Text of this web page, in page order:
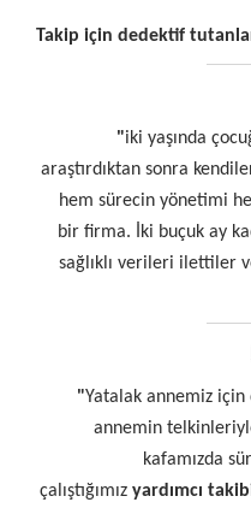
Takip için dedektif
"iki yaşında
araştırdıktan sonra
hem sürecin yönetimi
bir firma. İki buçuk ay
sağlıklı verileri ilettiler
"Yatalak annemiz için
annemin
kafamızda
çalıştığımız yardımcı